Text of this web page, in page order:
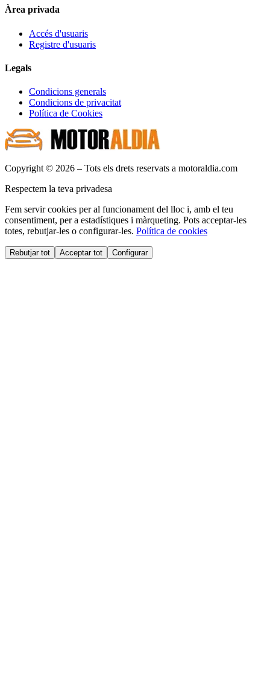
Àrea privada
Accés d'usuaris
Registre d'usuaris
Legals
Condicions generals
Condicions de privacitat
Política de Cookies
Copyright © 2026 – Tots els drets reservats a motoraldia.com
Respectem la teva privadesa
Fem servir cookies per al funcionament del lloc i, amb el teu
consentiment, per a estadístiques i màrqueting. Pots acceptar-les
totes, rebutjar-les o configurar-les. Política de cookies
Rebutjar tot Acceptar tot Configurar